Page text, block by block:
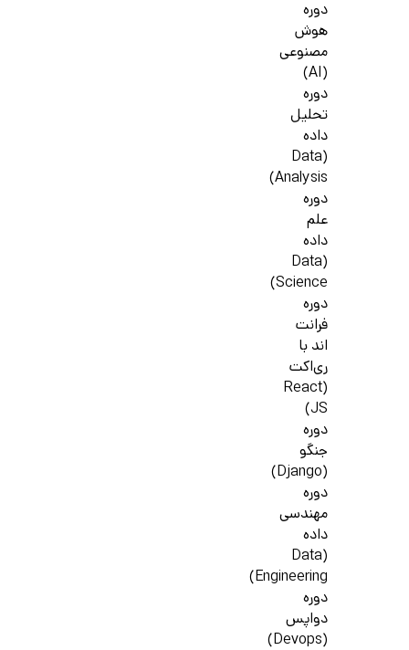
دوره
هوش
مصنوعی
(AI)
دوره
تحلیل
داده
(Data
Analysis)
دوره
علم
داده
(Data
Science)
دوره
فرانت
اند با
ری‌اکت
(React
JS)
دوره
جنگو
(Django)
دوره
مهندسی
داده
(Data
Engineering)
دوره
دواپس
(Devops)